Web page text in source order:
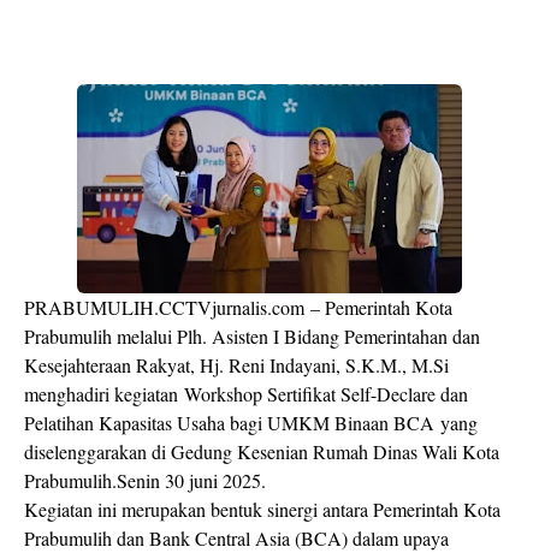
PRABUMULIH.CCTVjurnalis.com – Pemerintah Kota
Prabumulih melalui Plh. Asisten I Bidang Pemerintahan dan
Kesejahteraan Rakyat, Hj. Reni Indayani, S.K.M., M.Si
menghadiri kegiatan Workshop Sertifikat Self-Declare dan
Pelatihan Kapasitas Usaha bagi UMKM Binaan BCA yang
diselenggarakan di Gedung Kesenian Rumah Dinas Wali Kota
Prabumulih.Senin 30 juni 2025.
Kegiatan ini merupakan bentuk sinergi antara Pemerintah Kota
Prabumulih dan Bank Central Asia (BCA) dalam upaya